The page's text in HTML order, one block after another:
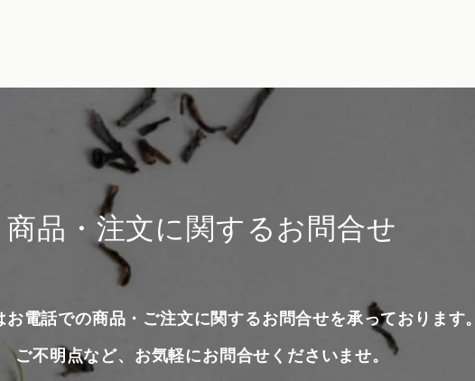
商品・注文に関するお問合せ
お電話での商品・ご注文に関するお問合せを承っております。
ご不明点など、お気軽にお問合せくださいませ。